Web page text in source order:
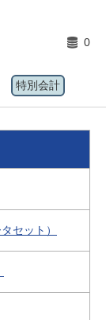
0
特別会計
セット）